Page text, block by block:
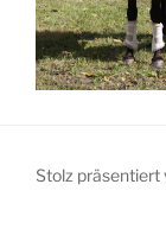
Stolz präsentiert